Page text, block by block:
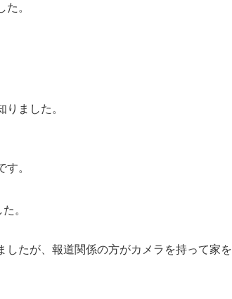
。
ました。
。
。
たが、報道関係の方がカメラを持って家を